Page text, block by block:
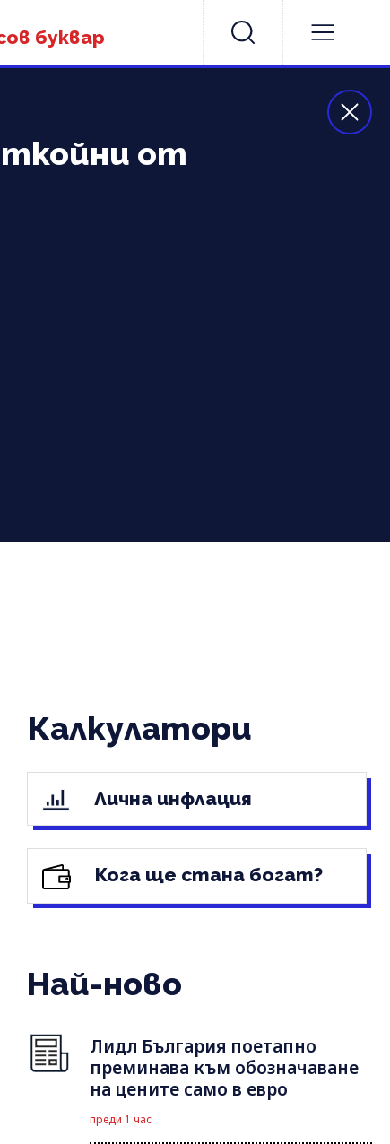
буквар
от
Калкулатори
Лична инфлация
Кога ще стана богат?
Най-ново
Лидл България поетапно
преминава към обозначаване
на цените само в евро
преди 1 час